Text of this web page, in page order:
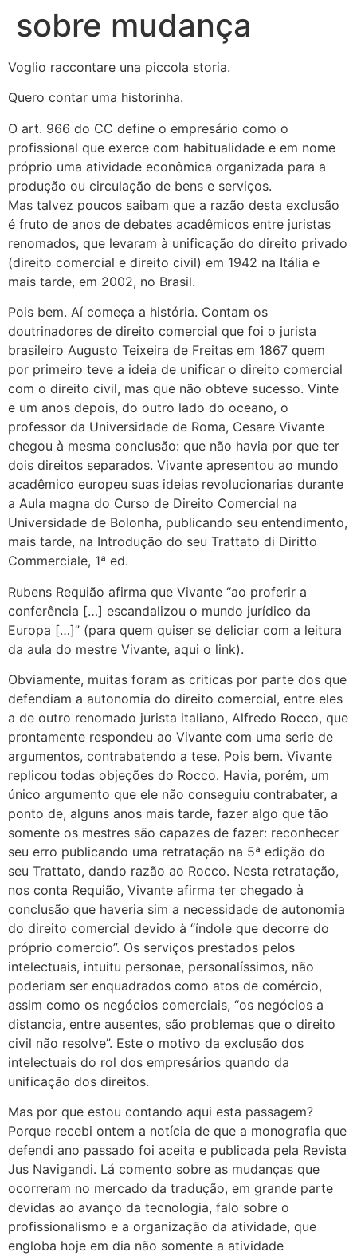
sobre mudança
Voglio raccontare una piccola storia.
Quero contar uma historinha.
O art. 966 do CC define o empresário como o
profissional que exerce com habitualidade e em nome
próprio uma atividade econômica organizada para a
produção ou circulação de bens e serviços.
Mas talvez poucos saibam que a razão desta exclusão
é fruto de anos de debates acadêmicos entre juristas
renomados, que levaram à unificação do direito privado
(direito comercial e direito civil) em 1942 na Itália e
mais tarde, em 2002, no Brasil.
Pois bem. Aí começa a história. Contam os
doutrinadores de direito comercial que foi o jurista
brasileiro Augusto Teixeira de Freitas em 1867 quem
por primeiro teve a ideia de unificar o direito comercial
com o direito civil, mas que não obteve sucesso. Vinte
e um anos depois, do outro lado do oceano, o
professor da Universidade de Roma, Cesare Vivante
chegou à mesma conclusão: que não havia por que ter
dois direitos separados. Vivante apresentou ao mundo
acadêmico europeu suas ideias revolucionarias durante
a Aula magna do Curso de Direito Comercial na
Universidade de Bolonha, publicando seu entendimento,
mais tarde, na Introdução do seu Trattato di Diritto
Commerciale, 1ª ed.
Rubens Requião afirma que Vivante “ao proferir a
conferência […] escandalizou o mundo jurídico da
Europa […]” (para quem quiser se deliciar com a leitura
da aula do mestre Vivante, aqui o link).
Obviamente, muitas foram as criticas por parte dos que
defendiam a autonomia do direito comercial, entre eles
a de outro renomado jurista italiano, Alfredo Rocco, que
prontamente respondeu ao Vivante com uma serie de
argumentos, contrabatendo a tese. Pois bem. Vivante
replicou todas objeções do Rocco. Havia, porém, um
único argumento que ele não conseguiu contrabater, a
ponto de, alguns anos mais tarde, fazer algo que tão
somente os mestres são capazes de fazer: reconhecer
seu erro publicando uma retratação na 5ª edição do
seu Trattato, dando razão ao Rocco. Nesta retratação,
nos conta Requião, Vivante afirma ter chegado à
conclusão que haveria sim a necessidade de autonomia
do direito comercial devido à “índole que decorre do
próprio comercio”. Os serviços prestados pelos
intelectuais, intuitu personae, personalíssimos, não
poderiam ser enquadrados como atos de comércio,
assim como os negócios comerciais, “os negócios a
distancia, entre ausentes, são problemas que o direito
civil não resolve”. Este o motivo da exclusão dos
intelectuais do rol dos empresários quando da
unificação dos direitos.
Mas por que estou contando aqui esta passagem?
Porque recebi ontem a notícia de que a monografia que
defendi ano passado foi aceita e publicada pela Revista
Jus Navigandi. Lá comento sobre as mudanças que
ocorreram no mercado da tradução, em grande parte
devidas ao avanço da tecnologia, falo sobre o
profissionalismo e a organização da atividade, que
engloba hoje em dia não somente a atividade